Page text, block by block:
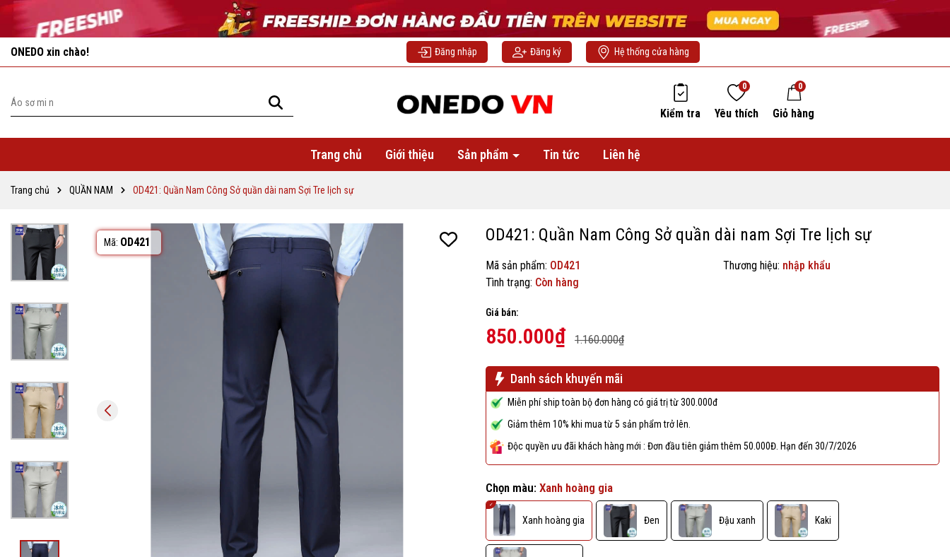
Vô vàn khuyến mãi hấp dẫn đang chờ đợi bạn! Đăng nhập Đăng ký Hệ thống cửa hàng
Kiểm tra Yêu thích
0
Giỏ hàng
0
Trang chủ Giới thiệu Sản phẩm Tin tức Liên hệ
Trang chủ QUẦN NAM OD421: Quần Nam Công Sở quần dài nam Sợi Tre lịch sự
Mã: OD421 OD421: Quần Nam Công Sở quần dài nam Sợi Tre lịch sự
Mã sản phẩm: OD421 Thương hiệu: nhập khẩu
Tình trạng: Còn hàng
Giá bán:
850.000₫ 1.160.000₫
Danh sách khuyến mãi
Miễn phí ship toàn bộ đơn hàng có giá trị từ 300.000đ
Giảm thêm 10% khi mua từ 5 sản phẩm trở lên.
Độc quyền ưu đãi khách hàng mới : Đơn đầu tiên giảm thêm 50.000Đ. Hạn đến 30/7/2026
Chọn màu: Xanh hoàng gia
Xanh hoàng gia Đen Đậu xanh Kaki